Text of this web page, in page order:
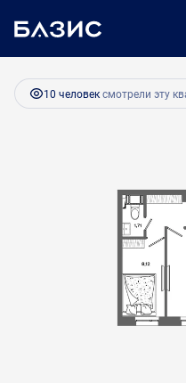
2-комнатная
Ипотекаот 30 435 руб.
10 человексмотрели эту